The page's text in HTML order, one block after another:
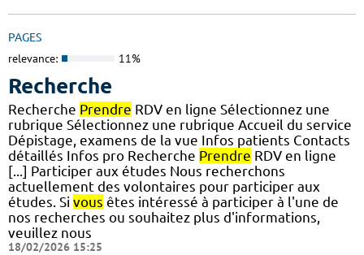
PAGES
relevance: 11%
Recherche
Recherche Prendre RDV en ligne Sélectionnez une
rubrique Sélectionnez une rubrique Accueil du service
Dépistage, examens de la vue Infos patients Contacts
détaillés Infos pro Recherche Prendre RDV en ligne
[...] Participer aux études Nous recherchons
actuellement des volontaires pour participer aux
études. Si vous êtes intéressé à participer à l'une de
nos recherches ou souhaitez plus d'informations,
veuillez nous
18/02/2026 15:25